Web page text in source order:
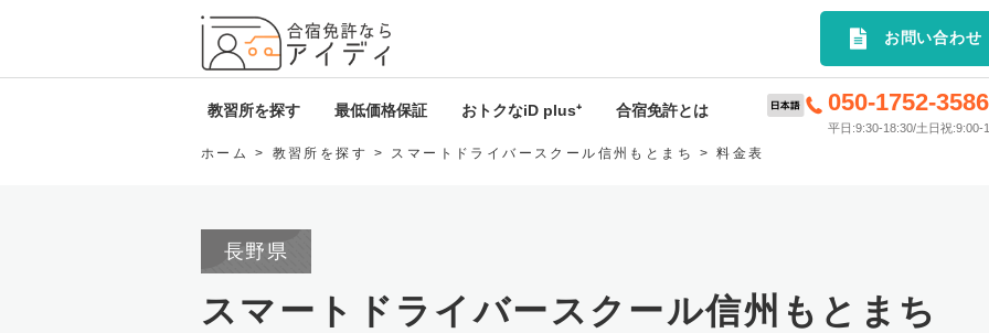
全国厳選の合宿免許プランを簡単検索｜
お問い合わせ
教習所を探す
北海道・東北
東海
最低価格保証 おトクなiD plus⁺
iD plus⁺特典
免許応援キャンペーン
合宿免許とは
合宿免許とは
持ち物
050-1752-3586
平日:9:30-18:30/土日祝:9:00-
ホーム 教習所を探す スマートドライバースクール信州もとまち 料金表
長野県
スマートドライバースクール信州もとまち